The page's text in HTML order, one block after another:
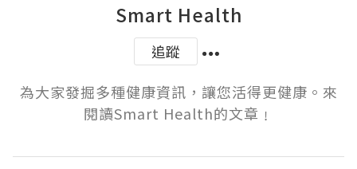
Smart Health
追蹤
為大家發掘多種健康資訊，讓您活得更健康。來
閱讀Smart Health的文章﹗